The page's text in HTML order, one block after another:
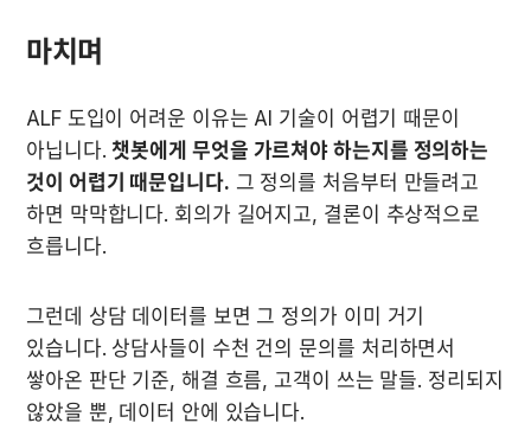
마치며
ALF 도입이 어려운 이유는 AI 기술이 어렵기 때문이
아닙니다. 챗봇에게 무엇을 가르쳐야 하는지를 정의하는
것이 어렵기 때문입니다. 그 정의를 처음부터 만들려고
하면 막막합니다. 회의가 길어지고, 결론이 추상적으로
흐릅니다.
그런데 상담 데이터를 보면 그 정의가 이미 거기
있습니다. 상담사들이 수천 건의 문의를 처리하면서
쌓아온 판단 기준, 해결 흐름, 고객이 쓰는 말들. 정리되지
않았을 뿐, 데이터 안에 있습니다.